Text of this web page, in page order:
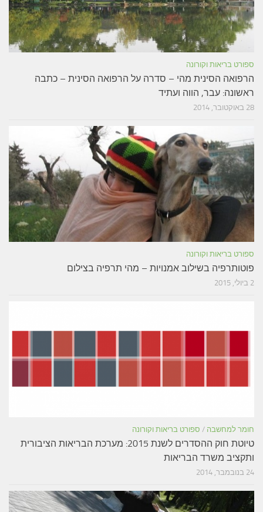
בריאות וקורונה
הסינית מהי – סדרה על הרפואה הסינית – כתבה
עבר, הווה ועתיד
בריאות וקורונה
בשילוב אמנויות – מהי תרפיה בצילום
למחשבה/ספורט בריאות וקורונה
טיוטת חוק ההסדרים לשנת 2015: מערכת הבריאות הציבורית
משרד הבריאות